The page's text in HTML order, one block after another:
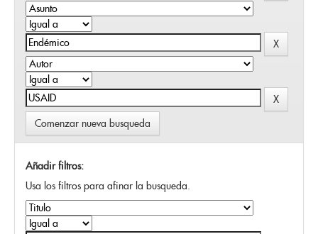
Comenzar nueva busqueda
Añadir filtros:
Usa los filtros para afinar la busqueda.